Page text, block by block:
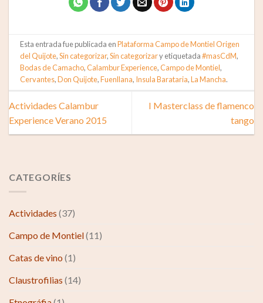
Esta entrada fue publicada enPlataforma Campo de Montiel Origen
del Quijote,Sin categorizar,Sin categorizary etiquetada#masCdM,
Bodas de Camacho,Calambur Experience,Campo de Montiel,
Cervantes,Don Quijote,Fuenllana, Insula Barataria,La Mancha.
Actividades Calambur
Experience Verano 2015
I Masterclass de flamenco
tango
CATEGORÍES
Actividades (37)
Campo de Montiel(11)
Catas de vino (1)
Claustrofilias (14)